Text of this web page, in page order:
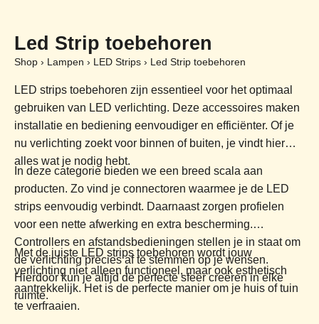
Led Strip toebehoren
Shop › Lampen › LED Strips › Led Strip toebehoren
LED strips toebehoren zijn essentieel voor het optimaal
gebruiken van LED verlichting. Deze accessoires maken
installatie en bediening eenvoudiger en efficiënter. Of je
nu verlichting zoekt voor binnen of buiten, je vindt hier
alles wat je nodig hebt.
In deze categorie bieden we een breed scala aan
producten. Zo vind je connectoren waarmee je de LED
strips eenvoudig verbindt. Daarnaast zorgen profielen
voor een nette afwerking en extra bescherming.
Controllers en afstandsbedieningen stellen je in staat om
de verlichting precies af te stemmen op je wensen.
Hierdoor kun je altijd de perfecte sfeer creëren in elke
ruimte.
Met de juiste LED strips toebehoren wordt jouw
verlichting niet alleen functioneel, maar ook esthetisch
aantrekkelijk. Het is de perfecte manier om je huis of tuin
te verfraaien.